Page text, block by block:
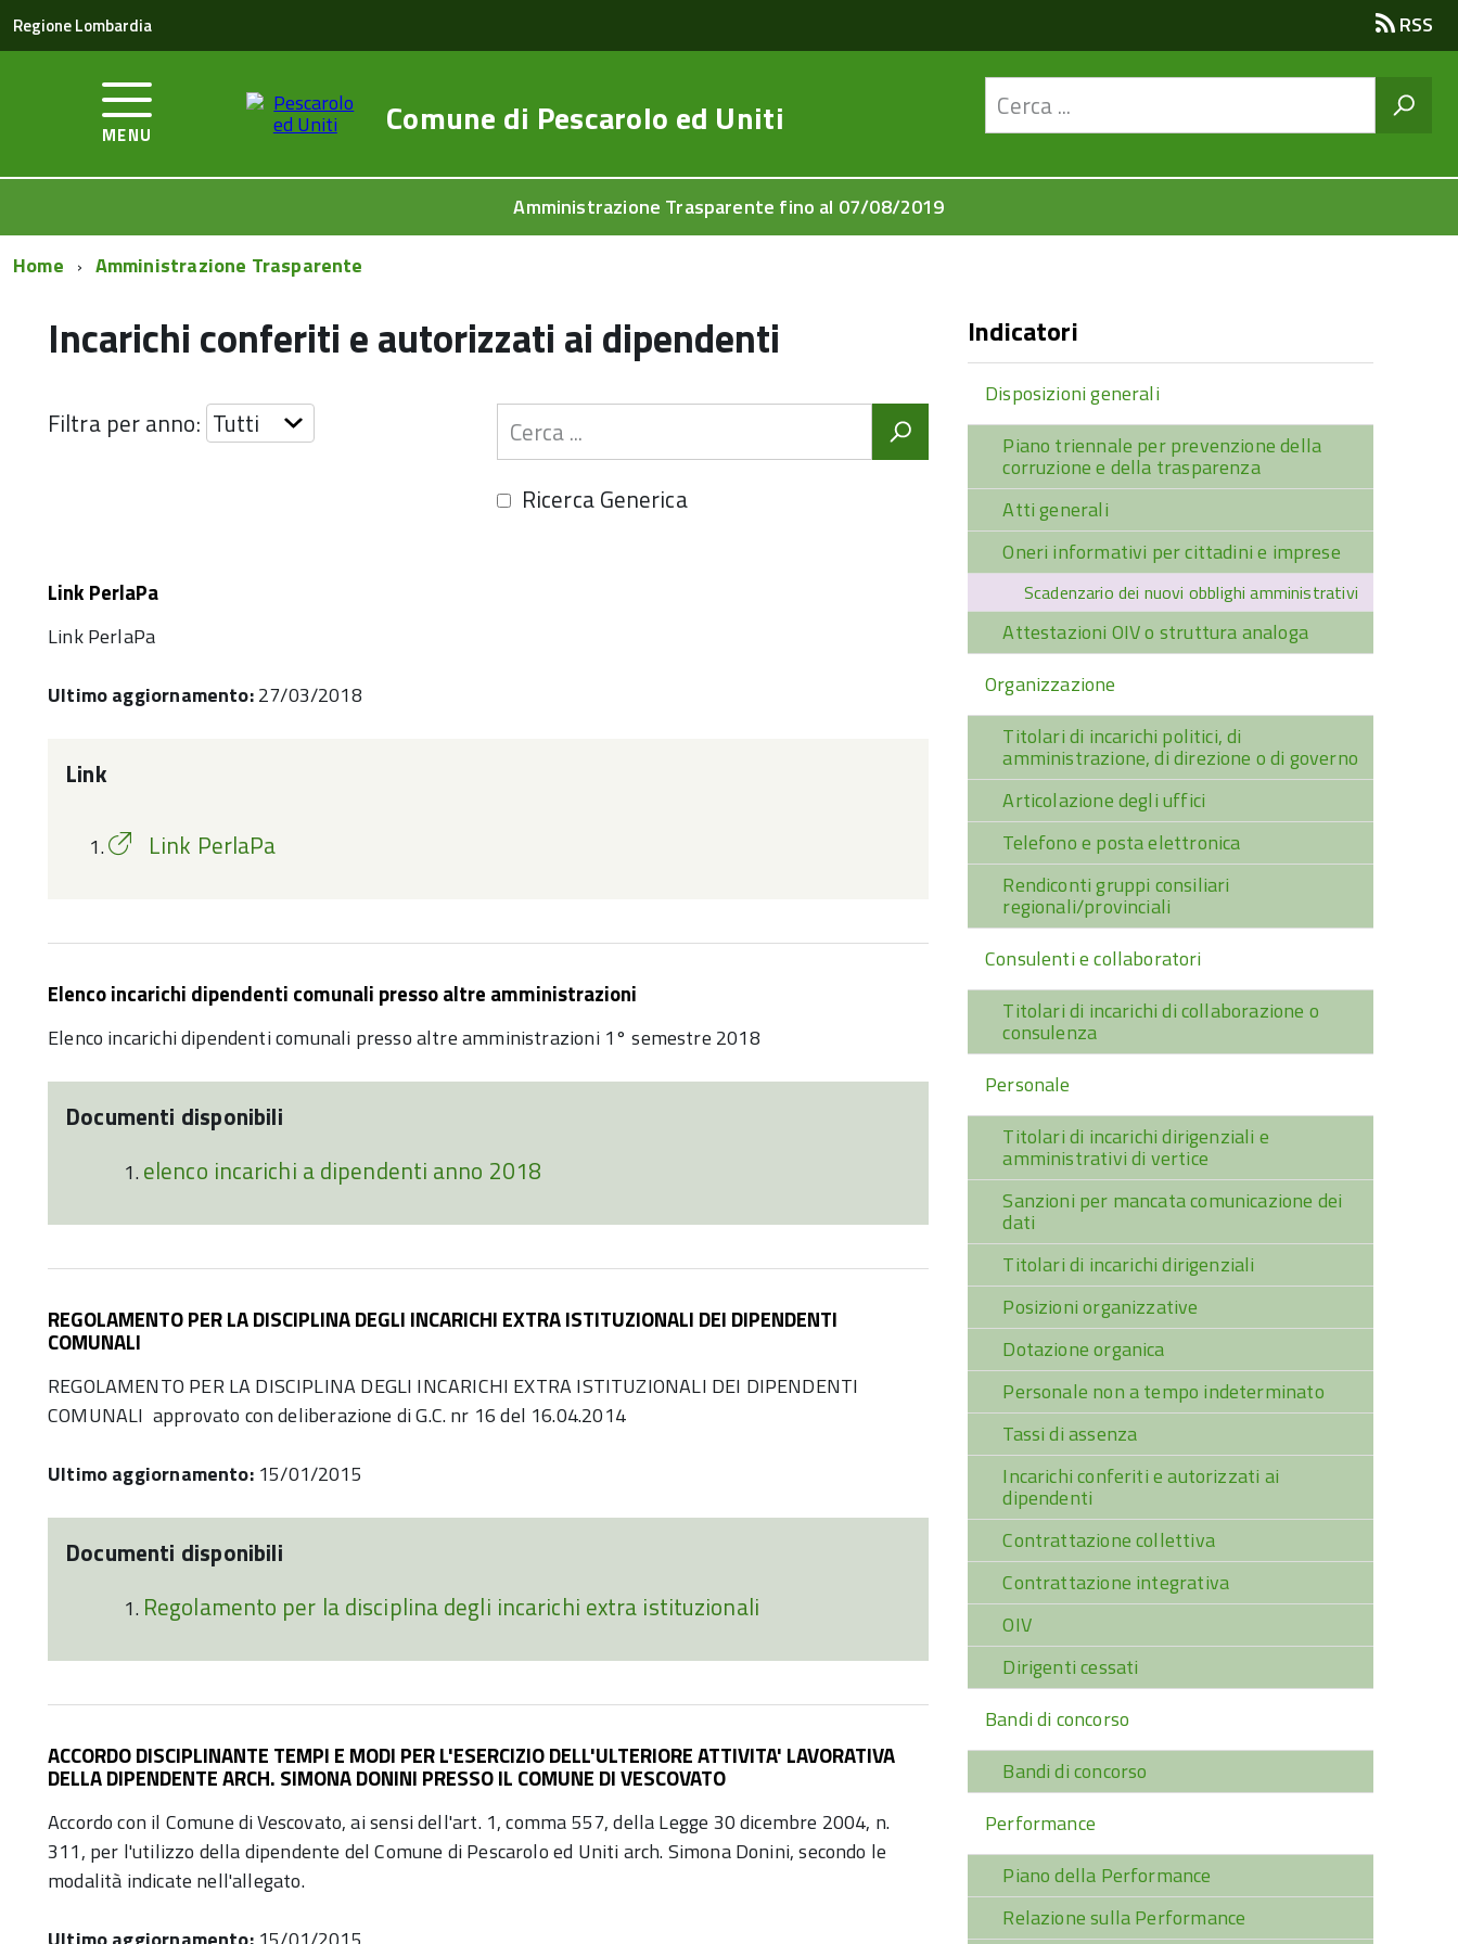
Regione Lombardia RSS
MENU Comune di Pescarolo ed Uniti
Amministrazione Trasparente fino al 07/08/2019
Home
Amministrazione Trasparente
Incarichi conferiti e autorizzati ai dipendenti
Filtra per anno:
Ricerca Generica
Link PerlaPa
Link PerlaPa
Ultimo aggiornamento:27/03/2018
Link
Link PerlaPa
Elenco incarichi dipendenti comunali presso altre amministrazioni
Elenco incarichi dipendenti comunali presso altre amministrazioni 1° semestre 2018
Documenti disponibili
elenco incarichi a dipendenti anno 2018
REGOLAMENTO PER LA DISCIPLINA DEGLI INCARICHI EXTRA ISTITUZIONALI DEI DIPENDENTI
COMUNALI
REGOLAMENTO PER LA DISCIPLINA DEGLI INCARICHI EXTRA ISTITUZIONALI DEI DIPENDENTI
COMUNALI approvato con deliberazione di G.C. nr 16 del 16.04.2014
Ultimo aggiornamento:15/01/2015
Documenti disponibili
Regolamento per la disciplina degli incarichi extra istituzionali
ACCORDO DISCIPLINANTE TEMPI E MODI PER L'ESERCIZIO DELL'ULTERIORE ATTIVITA' LAVORATIVA
DELLA DIPENDENTE ARCH. SIMONA DONINI PRESSO IL COMUNE DI VESCOVATO
Accordo con il Comune di Vescovato, ai sensi dell'art. 1, comma 557, della Legge 30 dicembre 2004, n.
311, per l'utilizzo della dipendente del Comune di Pescarolo ed Uniti arch. Simona Donini, secondo le
modalità indicate nell'allegato.
Indicatori
Disposizioni generali
Piano triennale per prevenzione della
corruzione e della trasparenza
Atti generali
Oneri informativi per cittadini e imprese
Scadenzario dei nuovi obblighi amministrativi
Attestazioni OIV o struttura analoga
Organizzazione
Titolari di incarichi politici, di
amministrazione, di direzione o di governo
Articolazione degli uffici
Telefono e posta elettronica
Rendiconti gruppi consiliari
regionali/provinciali
Consulenti e collaboratori
Titolari di incarichi di collaborazione o
consulenza
Personale
Titolari di incarichi dirigenziali e
amministrativi di vertice
Sanzioni per mancata comunicazione dei
dati
Titolari di incarichi dirigenziali
Posizioni organizzative
Dotazione organica
Personale non a tempo indeterminato
Tassi di assenza
Incarichi conferiti e autorizzati ai
dipendenti
Contrattazione collettiva
Contrattazione integrativa
OIV
Dirigenti cessati
Bandi di concorso
Bandi di concorso
Performance
Piano della Performance
Relazione sulla Performance